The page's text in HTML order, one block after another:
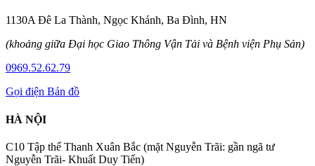
1130A Đê La Thành, Ngọc Khánh, Ba Đình, HN
(khoảng giữa Đại học Giao Thông Vận Tải và Bệnh viện Phụ Sản)
0969.52.62.79
Gọi điện Bản đồ
HÀ NỘI
C10 Tập thể Thanh Xuân Bắc (mặt Nguyễn Trãi: gần ngã tư
Nguyễn Trãi- Khuất Duy Tiến)